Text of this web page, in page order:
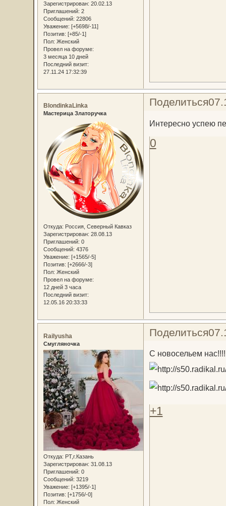
Зарегистрирован: 20.02.13
Приглашений: 2
Сообщений: 22806
Уважение: [+5698/-11]
Позитив: [+85/-1]
Пол: Женский
Провел на форуме:
3 месяца 10 дней
Последний визит:
27.11.24 17:32:39
Поделиться
BlondinkaLinka
Мастерица Златоручка
Откуда: Россия, Северный Кавказ
Зарегистрирован: 28.08.13
Приглашений: 0
Сообщений: 4376
Уважение: [+1565/-5]
Позитив: [+2666/-3]
Пол: Женский
Провел на форуме:
12 дней 3 часа
Последний визит:
12.05.16 20:33:33
Интересно успею
0
Поделиться
Railyusha
Смугляночка
Откуда: РТ,г.Казань
Зарегистрирован: 31.08.13
Приглашений: 0
Сообщений: 3219
Уважение: [+1395/-1]
Позитив: [+1756/-0]
Пол: Женский
С новосельем
+1